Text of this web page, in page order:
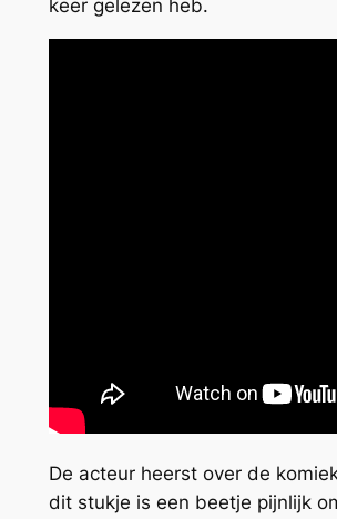
keer gelezen heb.
De acteur heerst over de
dit stukje is een beetje pijnlijk